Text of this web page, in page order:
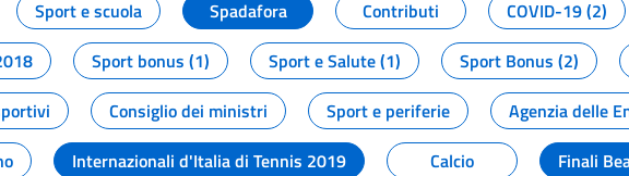
Sport e scuola Spadafora Contributi COVID-19 (2)
Sport bonus (1) Sport e Salute (1) Sport Bonus (2)
Consiglio dei ministri Sport e periferie Agenzia delle
Internazionali d'Italia di Tennis 2019 Calcio Finali